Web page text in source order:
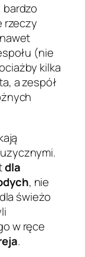
bardzo
rzeczy
(nie
kilka
a zespół
dla
, nie
świeżo
w ręce
.